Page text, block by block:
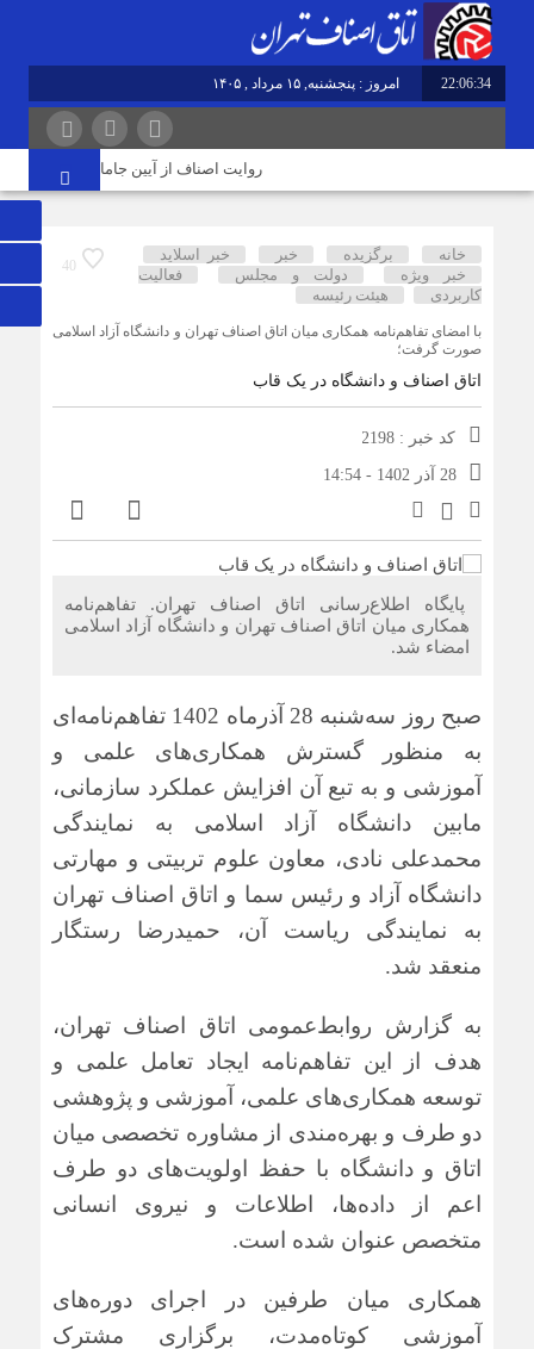
22:06:34 امروز : پنجشنبه, ۱۵ مرداد , ۱۴۰۵
روایت اصناف از آیین جاماندگان اربعین
40
خانه برگزیده خبر
خبر اسلايد
خبر ویژه
دولت و مجلس
فعالیت
کاربردی
هیئت رئیسه
با امضای تفاهم‌نامه همکاری میان اتاق اصناف تهران و دانشگاه آزاد اسلامی
صورت گرفت؛
اتاق اصناف و دانشگاه در یک قاب
کد خبر : 2198
28 آذر 1402 - 14:54
پایگاه اطلاع‌رسانی اتاق اصناف تهران. تفاهم‌نامه‌
همکاری میان اتاق اصناف تهران و دانشگاه آزاد اسلامی
امضاء شد.
صبح روز سه‌شنبه 28 آذرماه 1402 تفاهم‌نامه‌ای
به منظور گسترش همکاری‌های علمی و
آموزشی و به تبع آن افزایش عملکرد سازمانی،
مابین دانشگاه آزاد اسلامی به نمایندگی
محمدعلی نادی، معاون علوم تربیتی و مهارتی
دانشگاه آزاد و رئیس سما و اتاق اصناف تهران
به نمایندگی ریاست آن، حمیدرضا رستگار
منعقد شد.
به گزارش روابط‌عمومی اتاق اصناف تهران،
هدف از این تفاهم‌نامه ایجاد تعامل علمی و
توسعه همکاری‌های علمی، آموزشی و پژوهشی
دو طرف و بهره‌مندی از مشاوره تخصصی میان
اتاق و دانشگاه با حفظ اولویت‌های دو طرف
اعم از داده‌ها، اطلاعات و نیروی انسانی
متخصص عنوان شده است.
همکاری میان طرفین در اجرای دوره‌های
آموزشی کوتاه‌مدت، برگزاری مشترک